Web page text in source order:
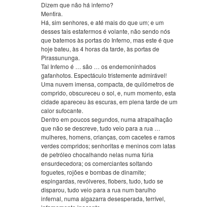
Dizem que não há inferno?
Mentira.
Há, sim senhores, e até mais do que um; e um
desses tais estafermos é volante, não sendo nós
que batemos às portas do Inferno, mas este é que
hoje bateu, às 4 horas da tarde, às portas de
Pirassununga.
Tal Inferno é … são … os endemoninhados
gafanhotos. Espectáculo tristemente admirável!
Uma nuvem imensa, compacta, de quilómetros de
comprido, obscureceu o sol, e, num momento, esta
cidade apareceu às escuras, em plena tarde de um
calor sufocante.
Dentro em poucos segundos, numa atrapalhação
que não se descreve, tudo veio para a rua …
mulheres, homens, crianças, com cacetes e ramos
verdes compridos; senhoritas e meninos com latas
de petróleo chocalhando nelas numa fúria
ensurdecedora; os comerciantes soltando
foguetes, rojões e bombas de dinamite;
espingardas, revólveres, flobers, tudo, tudo se
disparou, tudo veio para a rua num barulho
infernal, numa algazarra desesperada, terrível,